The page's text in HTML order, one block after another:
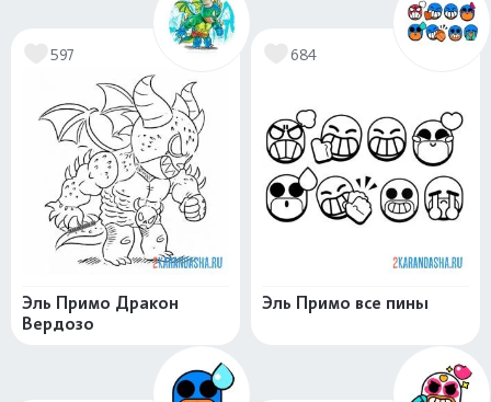
597
Эль Примо Дракон
Вердозо
684
Эль Примо все пины